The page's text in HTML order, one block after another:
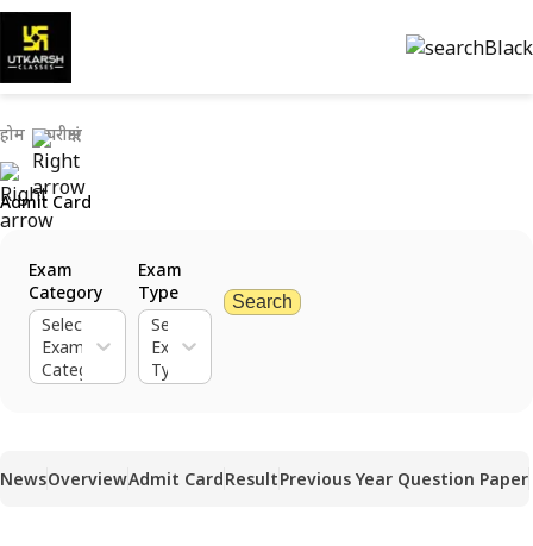
होम परीक्षाएं
Admit Card
Exam
Category
Select
Exam
Category
Exam
Type
Select
Exam
Type
Search
NewsOverviewAdmit CardResultPrevious Year Question Paper